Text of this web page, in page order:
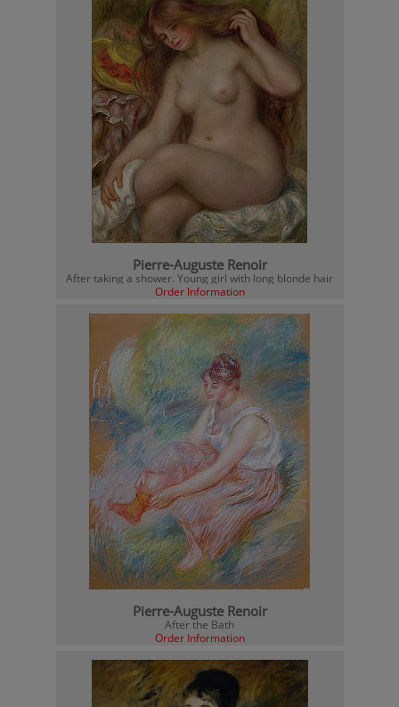
Pierre-Auguste Renoir
After taking a shower. Young girl with long blonde hair
Order Information
Pierre-Auguste Renoir
After the Bath
Order Information